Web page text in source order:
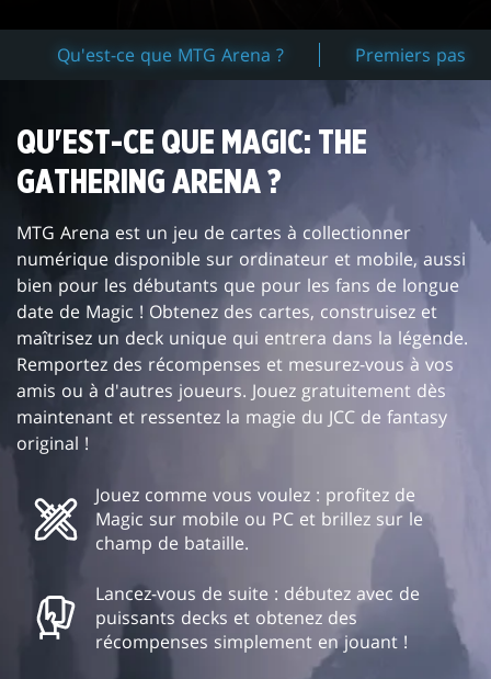
Qu'est-ce que MTG Arena ? Premiers pas
QU'EST-CE QUE MAGIC: THE
GATHERING ARENA ?
MTG Arena est un jeu de cartes à collectionner
numérique disponible sur ordinateur et mobile, aussi
bien pour les débutants que pour les fans de longue
date de Magic ! Obtenez des cartes, construisez et
maîtrisez un deck unique qui entrera dans la légende.
Remportez des récompenses et mesurez-vous à vos
amis ou à d'autres joueurs. Jouez gratuitement dès
maintenant et ressentez la magie du JCC de fantasy
original !
Jouez comme vous voulez : profitez de
Magic sur mobile ou PC et brillez sur le
champ de bataille.
Lancez-vous de suite : débutez avec de
puissants decks et obtenez des
récompenses simplement en jouant !